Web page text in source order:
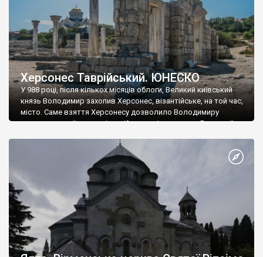
Херсонес Таврійський. ЮНЕСКО
У 988 році, після кількох місяців облоги, Великий київський
князь Володимир захопив Херсонес, візантійське, на той час,
місто. Саме взяття Херсонесу дозволило Володимиру
диктувати свої умови візантійському імператору Василю ІІ, та
Херсонесі Володимир-язичник, став Василем-християнином.
А потім було Хрещення Русі. На честь Херсонесу Таврійського